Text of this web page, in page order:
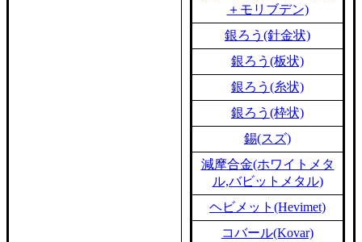
＋モリブデン)
銀ろう(針金状)
銀ろう(板状)
銀ろう(糸状)
銀ろう(枠状)
錫(スズ)
減摩合金(ホワイトメタ
ル,バビットメタル)
ヘビメット(Hevimet)
コバール(Kovar)